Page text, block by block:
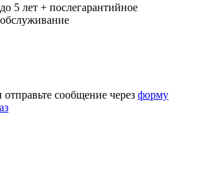
до 5 лет + послегарантийное
обслуживание
сообщение через форму